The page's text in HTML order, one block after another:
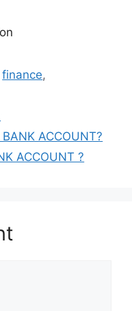
finance,
ACCOUNT?
ACCOUNT ?